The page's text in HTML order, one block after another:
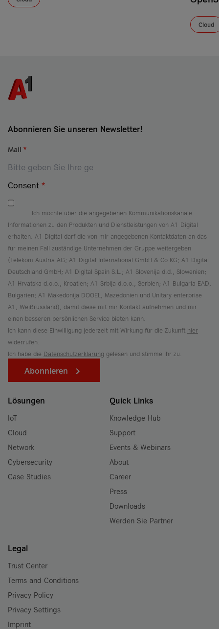
Cloud
Abonnieren Sie unseren Newsletter!
Mail *
Consent *
Ich möchte über die angegebenen Kommunikationskanäle
Informationen zu den Produkten und Dienstleistungen von A1 Digital
erhalten. A1 Digital darf die von mir angegebenen Kontaktdaten an das
für meinen Fall zuständige Unternehmen der Gruppe weitergeben
(Telekom Austria AG; A1 Digital International GmbH & Co KG; A1 Digital
Deutschland GmbH; A1 Digital Spain S.L.; A1 Slovenija d.d., Slowenien;
A1 Hrvatska d.o.o., Kroatien; A1 Srbija d.o.o., Serbien; A1 Bulgaria EAD,
Bulgarien; A1 Makedonija DOOEL, Mazedonien und Unitary enterprise
A1, Weißrussland), damit diese mit mir Kontakt aufnehmen und mir
einen besseren persönlichen Service bieten kann.
Ich kann diese Einwilligung jederzeit mit Wirkung für die Zukunft hier
widerrufen.
Ich habe die Datenschutzerklärung gelesen und stimme ihr zu.
Abonnieren
Lösungen
IoT
Cloud
Network
Cybersecurity
Case Studies
Quick Links
Knowledge Hub
Support
Events & Webinars
About
Career
Press
Downloads
Werden Sie Partner
Legal
Trust Center
Terms and Conditions
Privacy Policy
Privacy Settings
Imprint